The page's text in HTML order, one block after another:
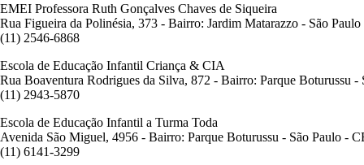
EMEI Professora Ruth Gonçalves Chaves de Siqueira
Rua Figueira da Polinésia, 373 - Bairro: Jardim Matarazzo - São
(11) 2546-6868
Escola de Educação Infantil Criança & CIA
Rua Boaventura Rodrigues da Silva, 872 - Bairro: Parque Boturussu -
(11) 2943-5870
Escola de Educação Infantil a Turma Toda
Avenida São Miguel, 4956 - Bairro: Parque Boturussu - São Paulo -
(11) 6141-3299